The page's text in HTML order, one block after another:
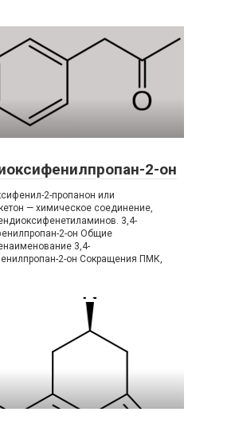
2-он
2-пропанон или
— химическое соединение,
3,4-​
​2-​он Общие
3,4-​
​2-​он Сокращения ПМК,